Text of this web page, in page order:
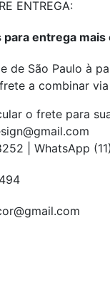
ENTREGA:
entrega mais
de São Paulo à
a combinar
o frete para
| WhatsApp